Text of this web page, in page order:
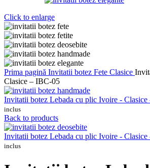
Click to enlarge
Prima pagină Invitatii botez Fete Clasice
Clasice – IBC-05
Invitatii botez Lebada cu plic Ivoire -
inclus
Back to products
Invitatii botez Lebada cu plic Ivoire -
inclus